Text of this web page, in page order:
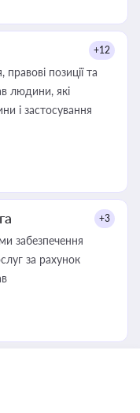
+12
позиції та
людини, які
і застосування
+3
забезпечення
за рахунок